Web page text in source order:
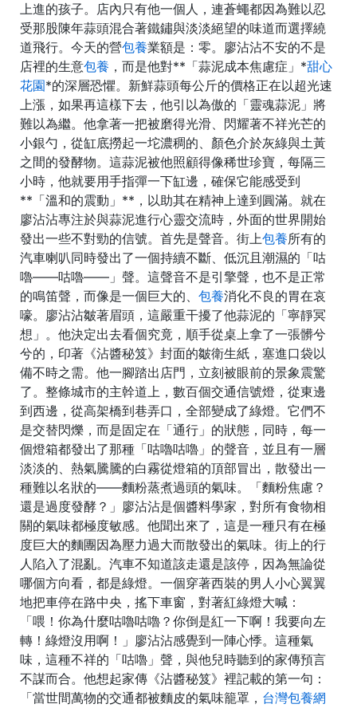
上進的孩子。店內只有他一個人，連蒼蠅都因為難以忍
受那股陳年蒜頭混合著鐵鏽與淡淡絕望的味道而選擇繞
道飛行。今天的營包養業額是：零。廖沾沾不安的不是
店裡的生意包養 ，而是他對**「蒜泥成本焦慮症」*甜心
花園*的深層恐懼。新鮮蒜頭每公斤的價格正在以超光速
上漲，如果再這樣下去，他引以為傲的「靈魂蒜泥」將
難以為繼。他拿著一把被磨得光滑、閃耀著不祥光芒的
小銀勺，從缸底撈起一坨濃稠的、顏色介於灰綠與土黃
之間的發酵物。這蒜泥被他照顧得像稀世珍寶，每隔三
小時，他就要用手指彈一下缸邊，確保它能感受到
**「溫和的震動」**，以助其在精神上達到圓滿。就在
廖沾沾專注於與蒜泥進行心靈交流時，外面的世界開始
發出一些不對勁的信號。首先是聲音。街上包養所有的
汽車喇叭同時發出了一個持續不斷、低沉且潮濕的「咕
嚕——咕嚕——」聲。這聲音不是引擎聲，也不是正常
的鳴笛聲，而像是一個巨大的、 包養消化不良的胃在哀
嚎。廖沾沾皺著眉頭，這嚴重干擾了他蒜泥的「寧靜冥
想」。他決定出去看個究竟，順手從桌上拿了一張髒兮
兮的，印著《沾醬秘笈》封面的皺衛生紙，塞進口袋以
備不時之需。他一腳踏出店門，立刻被眼前的景象震驚
了。整條城市的主幹道上，數百個交通信號燈，從東邊
到西邊，從高架橋到巷弄口，全部變成了綠燈。它們不
是交替閃爍，而是固定在「通行」的狀態，同時，每一
個燈箱都發出了那種「咕嚕咕嚕」的聲音，並且有一層
淡淡的、熱氣騰騰的白霧從燈箱的頂部冒出，散發出一
種難以名狀的——麵粉蒸煮過頭的氣味。「麵粉焦慮？
還是過度發酵？」廖沾沾是個醬料學家，對所有食物相
關的氣味都極度敏感。他聞出來了，這是一種只有在極
度巨大的麵團因為壓力過大而散發出的氣味。街上的行
人陷入了混亂。汽車不知道該走還是該停，因為無論從
哪個方向看，都是綠燈。一個穿著西裝的男人小心翼翼
地把車停在路中央，搖下車窗，對著紅綠燈大喊：
「喂！你為什麼咕嚕咕嚕？你倒是紅一下啊！我要向左
轉！綠燈沒用啊！」廖沾沾感覺到一陣心悸。這種氣
味，這種不祥的「咕嚕」聲，與他兒時聽到的家傳預言
不謀而合。他想起家傳《沾醬秘笈》裡記載的第一句：
「當世間萬物的交通都被麵皮的氣味籠罩， 台灣包養網